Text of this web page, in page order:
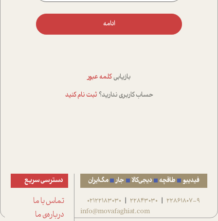
ادامه
بازیابی کلمه عبور
حساب کاربری ندارید؟ ثبت نام کنید
فیدیبو طاقچه دیجی‌کالا جار مگ‌ایران
22861807-9
|
22843030
|
02122183030
info@movafaghiat.com
دسترسی سریع
تماس با ما
درباره‌ی ما